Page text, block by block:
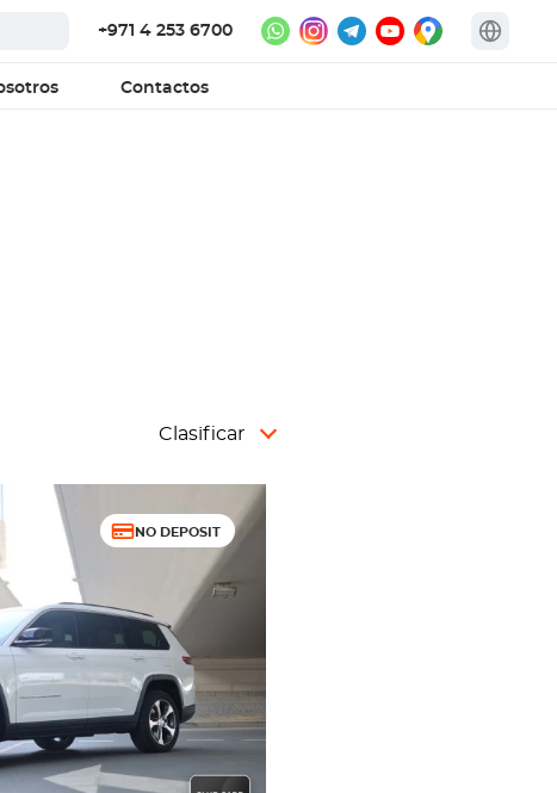
+971 4 253 6700
Contactos
Clasificar
NO DEPOSIT